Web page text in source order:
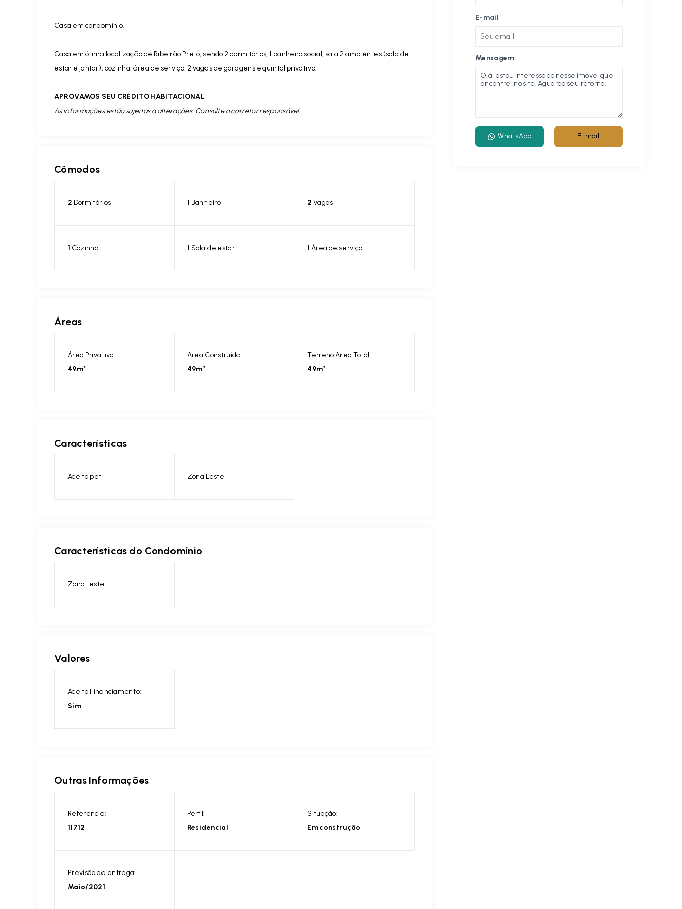
Casa em condomínio.
Casa em ótima localização de Ribeirão Preto, sendo 2 dormitórios, 1 banheiro social, sala 2 ambientes (sala de
estar e jantar), cozinha, área de serviço, 2 vagas de garagens e quintal privativo.
APROVAMOS SEU CRÉDITO HABITACIONAL
As informações estão sujeitas a alterações. Consulte o corretor responsável.
Cômodos
2 Dormitórios 1 Banheiro 2 Vagas
1 Cozinha 1 Sala de estar 1 Área de serviço
Áreas
Área Privativa:
49m²
Área Construída:
49m²
Terreno Área Total:
49m²
Características
Aceita pet Zona Leste
Características do Condomínio
Zona Leste
Valores
Aceita Financiamento:
Sim
Outras Informações
Referência:
11712
Perfil:
Residencial
Situação:
Em construção
Previsão de entrega:
Maio/2021
E-mail
Mensagem
WhatsApp E-mail